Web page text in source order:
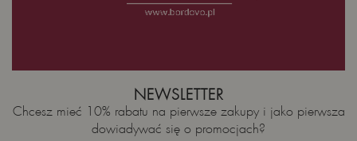
NEWSLETTER
Chcesz mieć 10% rabatu na pierwsze zakupy i jako pierwsza
dowiadywać się o promocjach?